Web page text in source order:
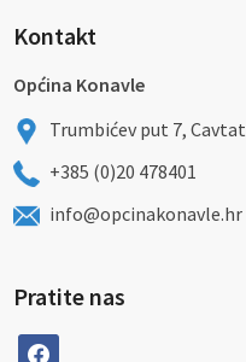
Kontakt
Općina Konavle
Trumbićev put 7, Cavtat
+385 (0)20 478401
info@opcinakonavle.hr
Pratite nas
facebook